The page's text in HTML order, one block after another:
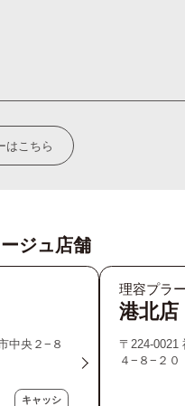
はこちら
ジュ店舗
中央２−８
キャッシ
理容プラ
港北店
〒224-0021
４−８−２０